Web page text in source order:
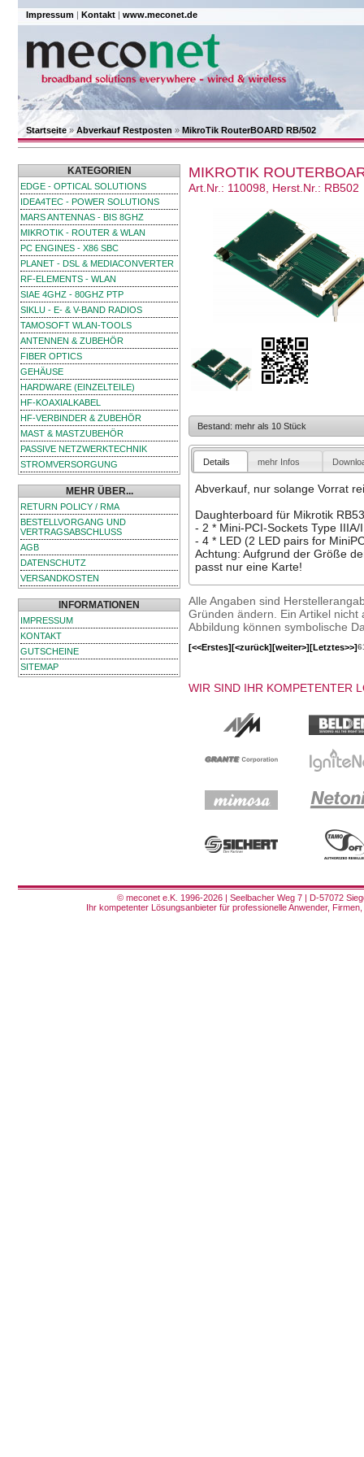
Impressum | Kontakt | www.meconet.de
Startseite»Abverkauf Restposten » MikroTik RouterBOARD RB/502
KATEGORIEN
EDGE - OPTICAL SOLUTIONS
IDEA4TEC - POWER SOLUTIONS
MARS ANTENNAS - BIS 8GHZ
MIKROTIK - ROUTER & WLAN
PC ENGINES - X86 SBC
PLANET - DSL & MEDIACONVERTER
RF-ELEMENTS - WLAN
SIAE 4GHZ - 80GHZ PTP
SIKLU - E- & V-BAND RADIOS
TAMOSOFT WLAN-TOOLS
ANTENNEN & ZUBEHÖR
FIBER OPTICS
GEHÄUSE
HARDWARE (EINZELTEILE)
HF-KOAXIALKABEL
HF-VERBINDER & ZUBEHÖR
MAST & MASTZUBEHÖR
PASSIVE NETZWERKTECHNIK
STROMVERSORGUNG
MEHR ÜBER...
RETURN POLICY / RMA
BESTELLVORGANG UND
VERTRAGSABSCHLUSS
AGB
DATENSCHUTZ
VERSANDKOSTEN
INFORMATIONEN
IMPRESSUM
KONTAKT
GUTSCHEINE
SITEMAP
MIKROTIK
Art.Nr.: 110098, Herst.Nr.: RB502
Bestand: mehr als 10 Stück
Details mehr Infos
Abverkauf, nur solange Vorrat
Daughterboard für Mikrotik
- 2 * Mini-PCI-Sockets Type IIIA/
- 4 * LED (2 LED pairs for
Achtung: Aufgrund der Größe
passt nur eine Karte!
Alle Angaben sind
Gründen ändern. Ein Artikel
Abbildung können symbolische
[<<Erstes][<zurück][weiter>][Letztes>>]
WIR SIND IHR KOMPETENTER
© meconet e.K. 1996-2026 | Seelbacher Weg 7 | D-57072
Ihr kompetenter Lösungsanbieter für professionelle Anwender,